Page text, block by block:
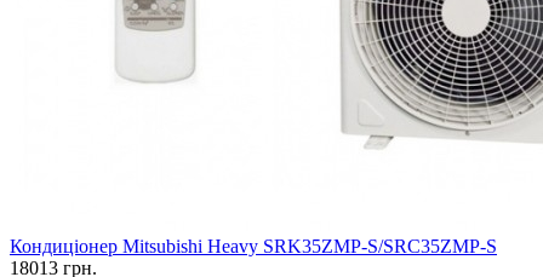
Кондиціонер Mitsubishi Heavy SRK35ZMP-S/SRC35ZMP-S
18013 грн.